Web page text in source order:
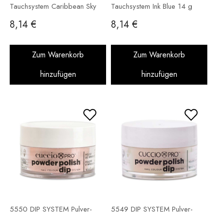
Tauchsystem Caribbean Sky
Blue 14 g
8,14 €
Zum Warenkorb
hinzufügen
Tauchsystem Ink Blue 14 g
8,14 €
Zum Warenkorb
hinzufügen
5550 DIP SYSTEM Pulver-
5549 DIP SYSTEM Pulver-